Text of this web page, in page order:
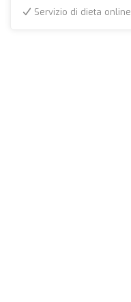
Servizio di dieta online